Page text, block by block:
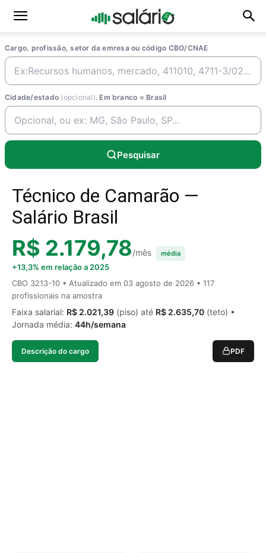
Cargo, profissão, setor da emresa ou código CBO/CNAE
Cidade/estado (opcional). Em branco = Brasil
Pesquisar
Técnico de Camarão —
Salário Brasil
R$ 2.179,78/mês média
+13,3% em relação a 2025
CBO 3213-10 • Atualizado em 03 agosto de 2026 • 117
profissionais na amostra
Faixa salarial: R$ 2.021,39 (piso) até R$ 2.635,70 (teto) •
Jornada média: 44h/semana
Descrição do cargo PDF